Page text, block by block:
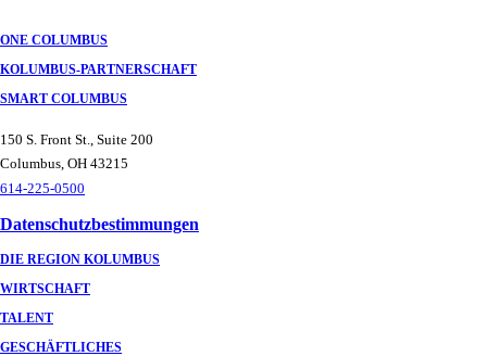
ONE COLUMBUS
KOLUMBUS-PARTNERSCHAFT
SMART COLUMBUS
150 S. Front St., Suite 200
Columbus, OH 43215
614-225-0500
Datenschutzbestimmungen
DIE REGION KOLUMBUS
WIRTSCHAFT
TALENT
GESCHÄFTLICHES